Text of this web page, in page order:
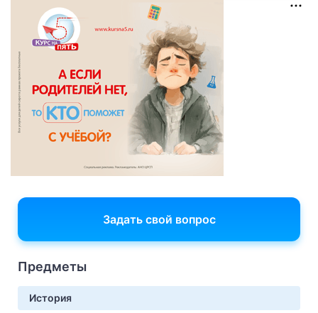
Задать свой вопрос
Предметы
История